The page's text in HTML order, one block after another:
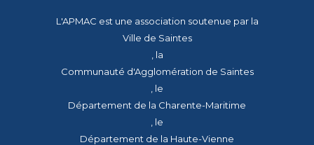
L'APMAC est une association soutenue par la
Ville de Saintes
, la
Communauté d'Agglomération de Saintes
, le
Département de la Charente-Maritime
, le
Département de la Haute-Vienne